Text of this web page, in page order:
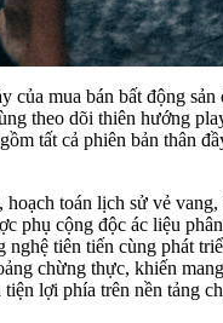
của mua bán bất động
theo dõi thiên hướng
tất cả phiên bản thân
toán lịch sử vẻ
phụ cộng độc ác liệu
tiên tiến cùng phát
chừng thực, khiến
lợi phía trên nền